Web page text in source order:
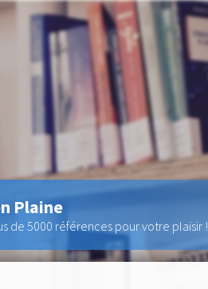
Plaine
de 5000 références pour votre plaisir !